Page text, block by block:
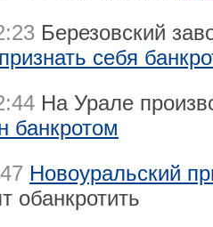
Березовский
себя
На Урале
банкротом
Новоуральский
обанкротить